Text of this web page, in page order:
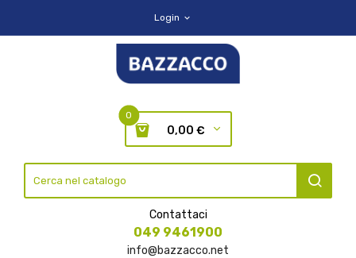
Login expand_more
0
0,00 €
Contattaci
049 9461900
info@bazzacco.net